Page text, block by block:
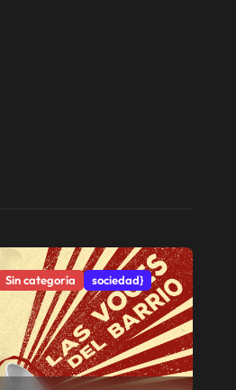
Sin categoría sociedad}